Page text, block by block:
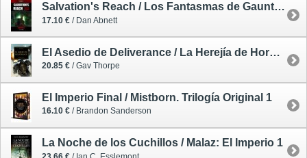
Salvation's Reach / Los Fantasmas de Gaunt / La Victoria 2
17.10 € / Dan Abnett
El Asedio de Deliverance / La Herejía de Horus 18
20.85 € / Gav Thorpe
El Imperio Final / Mistborn. Trilogía Original 1
16.10 € / Brandon Sanderson
La Noche de los Cuchillos / Malaz: El Imperio 1